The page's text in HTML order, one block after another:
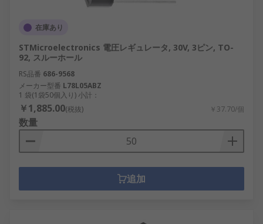
在庫あり
STMicroelectronics 電圧レギュレータ, 30V, 3ピン, TO-
92, スルーホール
RS品番 686-9568
メーカー型番 L78L05ABZ
1 袋(1袋50個入り) 小計：
￥1,885.00(税抜) ￥37.70/個
数量
追加